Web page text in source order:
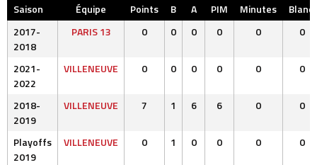
Saison Équipe Points B A PIM Minutes
Blanc.
2017-
2018
PARIS 13 0 0 0 0 0 0
2021-
2022
VILLENEUVE 0 0 0 0 0 0
2018-
2019
VILLENEUVE 7 1 6 6 0 0
Playoffs
2019
VILLENEUVE 0 1 0 0 0 0